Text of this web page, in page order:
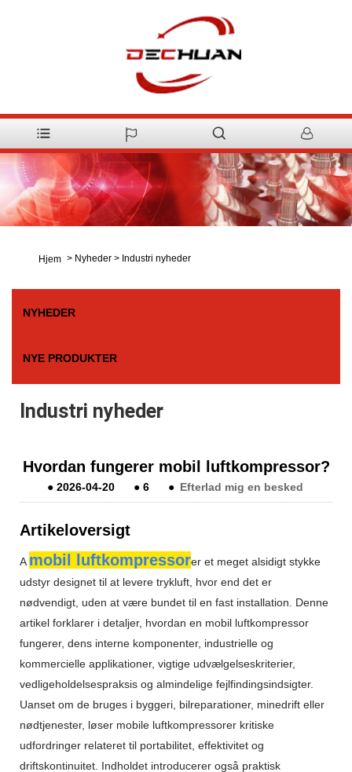
Hjem > Nyheder > Industri nyheder
NYHEDER
NYE PRODUKTER
Industri nyheder
Hvordan fungerer mobil luftkompressor?
● 2026-04-20 ● 6 ● Efterlad mig en besked
Artikeloversigt
Amobil luftkompressorer et meget alsidigt stykke
udstyr designet til at levere trykluft, hvor end det er
nødvendigt, uden at være bundet til en fast installation. Denne
artikel forklarer i detaljer, hvordan en mobil luftkompressor
fungerer, dens interne komponenter, industrielle og
kommercielle applikationer, vigtige udvælgelseskriterier,
vedligeholdelsespraksis og almindelige fejlfindingsindsigter.
Uanset om de bruges i byggeri, bilreparationer, minedrift eller
nødtjenester, løser mobile luftkompressorer kritiske
udfordringer relateret til portabilitet, effektivitet og
driftskontinuitet. Indholdet introducerer også praktisk